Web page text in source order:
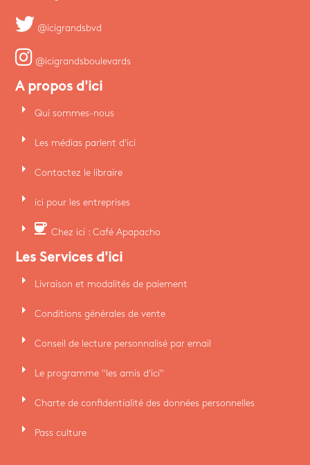
@icigrandsbvd
@icigrandsboulevards
A propos d'ici
arrow_right Qui sommes-nous
arrow_right Les médias parlent d'ici
arrow_right Contactez le libraire
arrow_right ici pour les entreprises
arrow_right coffee Chez ici : Café Apapacho
Les Services d'ici
arrow_right Livraison et modalités de paiement
arrow_right Conditions générales de vente
arrow_right Conseil de lecture personnalisé par email
arrow_right Le programme "les amis d'ici"
arrow_right Charte de confidentialité des données personnelles
arrow_right Pass culture